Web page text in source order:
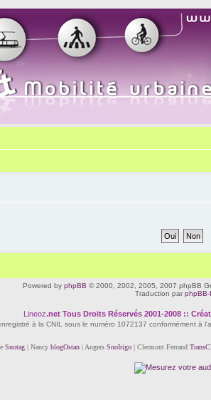
Powered by phpBB © 2000, 2002, 2005, 2007 phpBB
Traduction par phpBB-
Lineoz.netTous Droits Réservés 2001-2008 ::
à la CNIL sous le numéro 1072137 conformément à
Snotag| Nancy blogOstan| Angers SnoIrigo| Clermont Ferrand